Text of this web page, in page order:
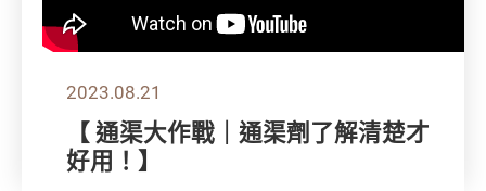
2023.08.21
【 通渠大作戰｜通渠劑了解清楚才
好用！】